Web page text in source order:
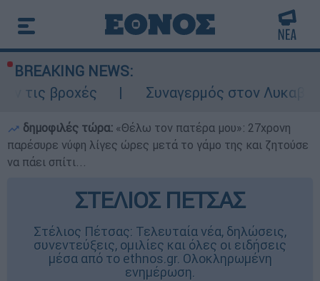
BREAKING NEWS:
Συναγερμός στον Λυκαβηττό:
δημοφιλές τώρα: «Θέλω τον πατέρα μου»: 27χρονη
παρέσυρε νύφη λίγες ώρες μετά το γάμο της και ζητούσε
να πάει σπίτι...
ΣΤΕΛΙΟΣ ΠΕΤΣΑΣ
Στέλιος Πέτσας: Τελευταία νέα, δηλώσεις,
συνεντεύξεις, ομιλίες και όλες οι ειδήσεις
μέσα από το ethnos.gr. Ολοκληρωμένη
ενημέρωση.